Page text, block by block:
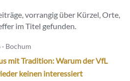
vorrangig über Kürzel, Orte,
im Titel gefunden.
Bochum
mit Tradition: Warum der VfL
keinen interessiert